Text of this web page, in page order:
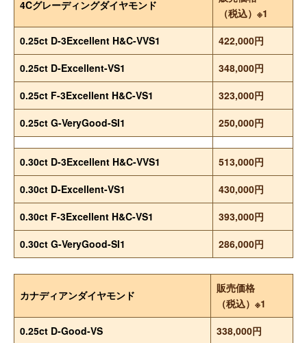
4Cグレーディングダイヤモンド
（税込）※1
0.25ct D-3Excellent H&C-VVS1
422,000円
0.25ct D-Excellent-VS1
348,000円
0.25ct F-3Excellent H&C-VS1
323,000円
0.25ct G-VeryGood-SI1
250,000円
0.30ct D-3Excellent H&C-VVS1
513,000円
0.30ct D-Excellent-VS1
430,000円
0.30ct F-3Excellent H&C-VS1
393,000円
0.30ct G-VeryGood-SI1
286,000円
カナディアンダイヤモンド
販売価格
（税込）※1
0.25ct D-Good-VS
338,000円